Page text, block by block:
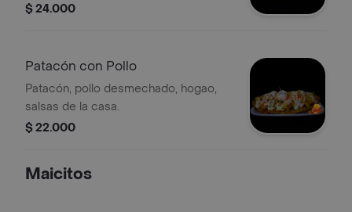
$ 24.000
Patacón con Pollo
Patacón, pollo desmechado, hogao,
salsas de la casa.
$ 22.000
Maicitos